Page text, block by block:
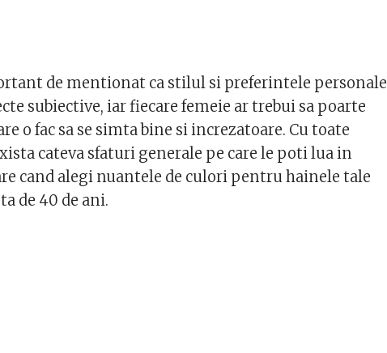
de mentionat ca stilul si preferintele personale
subiective, iar fiecare femeie ar trebui sa poarte
o fac sa se simta bine si increzatoare. Cu toate
cateva sfaturi generale pe care le poti lua in
cand alegi nuantele de culori pentru hainele tale
de 40 de ani.